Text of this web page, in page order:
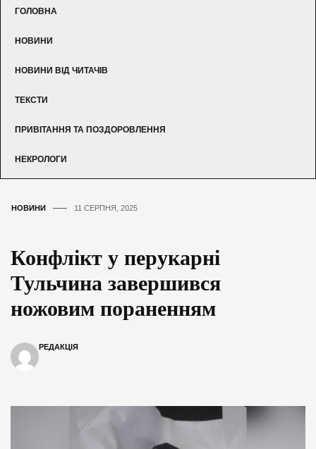
ГОЛОВНА
НОВИНИ
НОВИНИ ВІД ЧИТАЧІВ
ТЕКСТИ
ПРИВІТАННЯ ТА ПОЗДОРОВЛЕННЯ
НЕКРОЛОГИ
НОВИНИ 11 СЕРПНЯ, 2025
Конфлікт у перукарні
Тульчина завершився
ножовим пораненням
РЕДАКЦІЯ